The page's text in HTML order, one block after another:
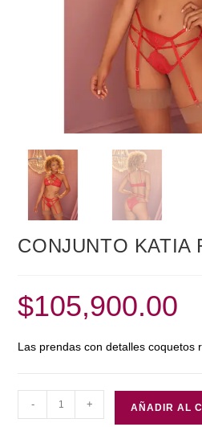
CONJUNTO KATIA
$105,900.00
Las prendas con detalles coquetos
CONJUNTO
KATIA
- + AÑADIR AL